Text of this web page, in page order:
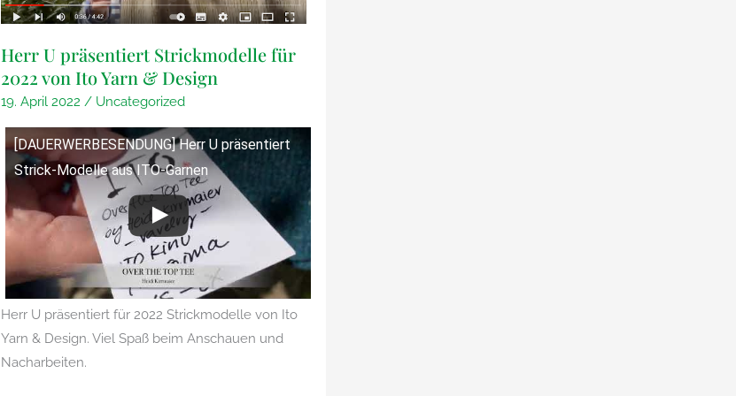
Herr U präsentiert Strickmodelle für
2022 von Ito Yarn & Design
19. April 2022 / Uncategorized
[DAUERWERBESENDUNG] Herr U präsentiert
Strick-Modelle aus ITO-Garnen
Herr U präsentiert für 2022 Strickmodelle von Ito
Yarn & Design. Viel Spaß beim Anschauen und
Nacharbeiten.